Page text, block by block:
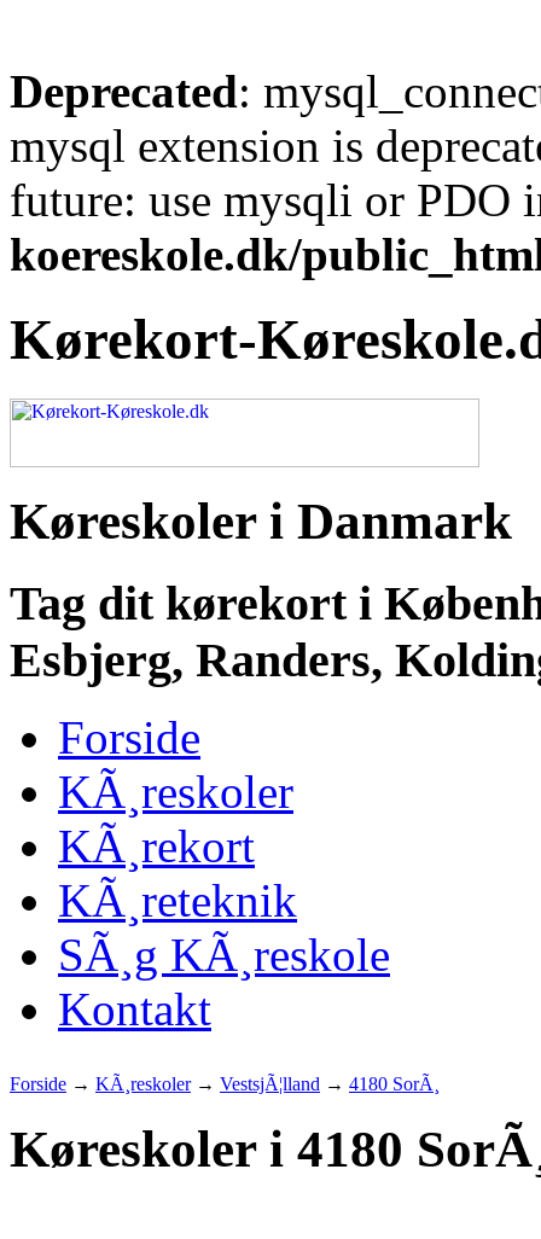
Deprecated:
mysql extension is
future: use mysqli or PDO
koereskole.dk/
Kørekort-
Køreskoler i Danmark
Tag dit kørekort i
Esbjerg, Randers,
Forside
KÃ¸reskoler
KÃ¸rekort
KÃ¸reteknik
SÃ¸g KÃ¸reskole
Kontakt
Forside → KÃ¸reskoler→ VestsjÃ¦lland → 4180 SorÃ¸
Køreskoler i 4180